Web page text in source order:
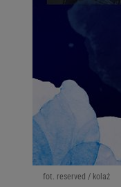
fot. reserved / kolaż